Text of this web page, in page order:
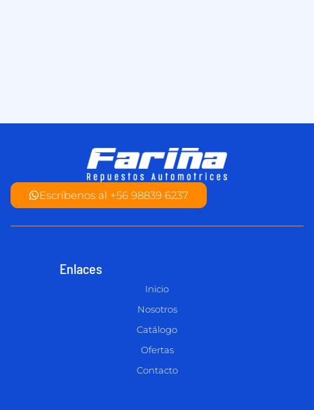
Escríbenos al +56 98839 6237
Enlaces
Inicio
Nosotros
Catálogo
Ofertas
Contacto